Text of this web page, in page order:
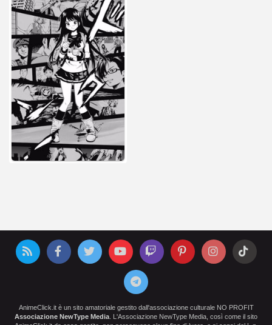
AnimeClick.it è un sito amatoriale gestito dall'associazione culturale NO PROFIT
Associazione NewType Media . L'Associazione NewType Media, così come il sito